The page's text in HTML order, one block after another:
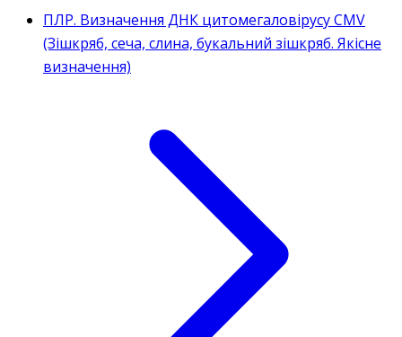
ПЛР. Визначення ДНК цитомегаловірусу CMV
(Зішкряб, сеча, слина, букальний зішкряб. Якісне
визначення)